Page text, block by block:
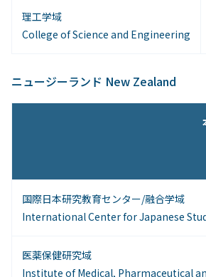
理工学域
College of Science and Engineering
ニュージーランド New Zealand
国際日本研究教育センター/融合学域
International Center for Japanese
医薬保健研究域
Institute of Medical, Pharmaceutical